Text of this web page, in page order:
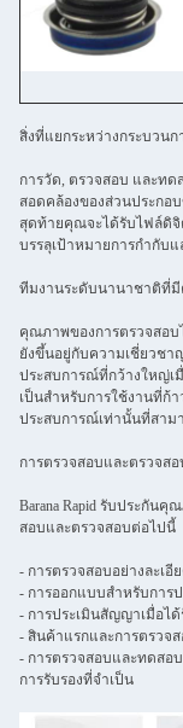
สิ่งที่แยกระหว่างกระบวนก
การวัด, ตรวจสอบ และทด
สอดคล้องของส่วนประกอ
สุดท้ายคุณจะได้รับไฟล์ดิจิ
บรรลุเป้าหมายการกํากับ
ทีมงานระดับนานาชาติที่
คุณภาพของการตรวจสอบ
ยังขึ้นอยู่กับความเชี่ยวช
ประสบการณ์ที่กว้างใหญ่เ
เป็นสําหรับการใช้งานที่ก้
ประสบการณ์เท่านั้นที่สาม
การตรวจสอบและตรวจส
Barana Rapid รับประกัน
สอบและตรวจสอบต่อไปนี้
- การตรวจสอบอย่างละเอี
- การออกแบบสําหรับการ
- การประเมินสัญญาเมื่อไ
- สินค้าแรกและการตรวจ
- การตรวจสอบและทดสอ
การรับรองที่จําเป็น